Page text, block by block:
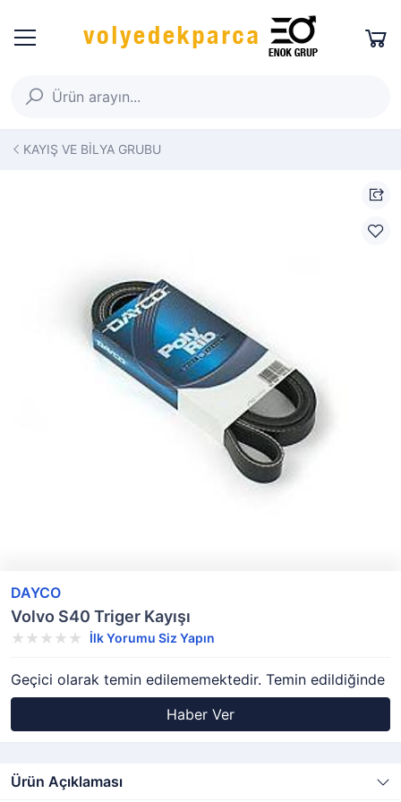
KAYIŞ VE BİLYA GRUBU
DAYCO
Volvo S40 Triger Kayışı
İlk Yorumu Siz Yapın
Geçici olarak temin edilememektedir. Temin edildiğinde
Haber Ver
Ürün Açıklaması